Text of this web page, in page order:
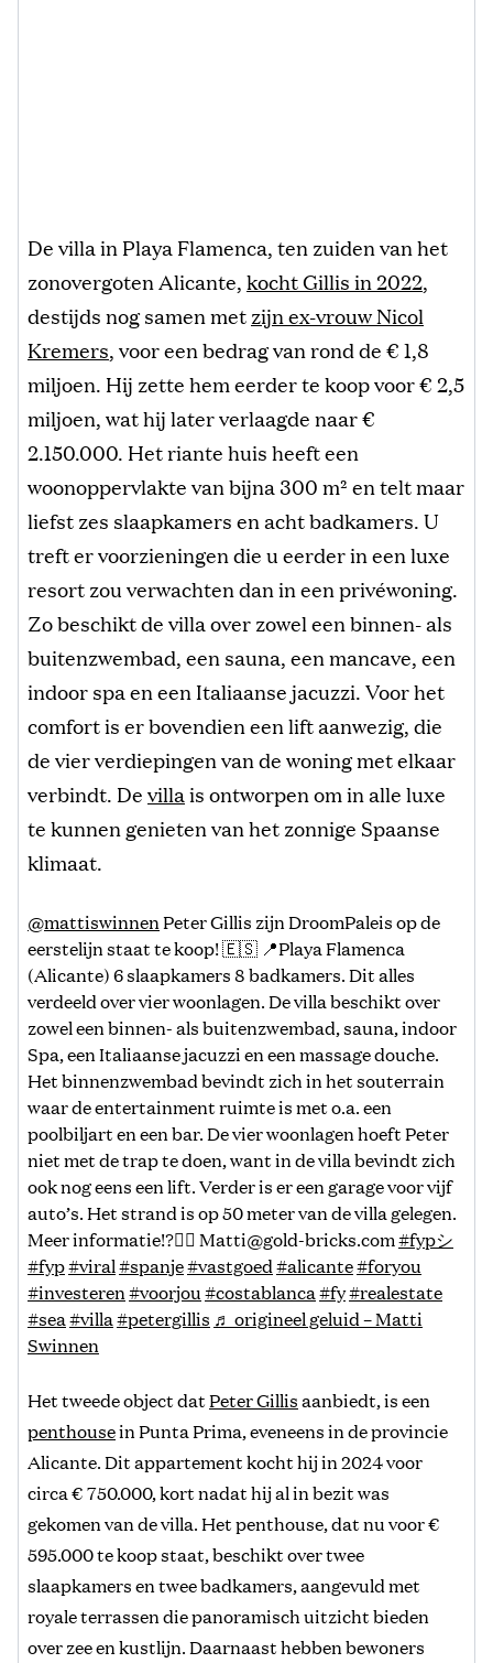
De villa in Playa Flamenca, ten zuiden van het
zonovergoten Alicante,kocht Gillis in 2022,
destijds nog samen metzijn ex-vrouw Nicol
Kremers, voor een bedrag van rond de € 1,8
miljoen. Hij zette hem eerder te koop voor € 2,5
miljoen, wat hij later verlaagde naar €
2.150.000. Het riante huis heeft een
woonoppervlakte van bijna 300 m² en telt maar
liefst zes slaapkamers en acht badkamers. U
treft er voorzieningen die u eerder in een luxe
resort zou verwachten dan in een privéwoning.
Zo beschikt de villa over zowel een binnen- als
buitenzwembad, een sauna, een mancave, een
indoor spa en een Italiaanse jacuzzi. Voor het
comfort is er bovendien een lift aanwezig, die
de vier verdiepingen van de woning met elkaar
verbindt. Devillais ontworpen om in alle luxe
te kunnen genieten van het zonnige Spaanse
klimaat.
@mattiswinnenPeter Gillis zijn DroomPaleis op de
eerstelijn staat te koop! 🇪🇸 📍Playa Flamenca
(Alicante) 6 slaapkamers 8 badkamers. Dit alles
verdeeld over vier woonlagen. De villa beschikt over
zowel een binnen- als buitenzwembad, sauna, indoor
Spa, een Italiaanse jacuzzi en een massage douche.
Het binnenzwembad bevindt zich in het souterrain
waar de entertainment ruimte is met o.a. een
poolbiljart en een bar. De vier woonlagen hoeft Peter
niet met de trap te doen, want in de villa bevindt zich
ook nog eens een lift. Verder is er een garage voor vijf
auto’s. Het strand is op 50 meter van de villa gelegen.
Meer informatie!?👇🏽 Matti@gold-bricks.com#fypシ
#fyp#viral#spanje#vastgoed#alicante#foryou
#investeren#voorjou#costablanca#fy#realestate
#sea#villa#petergillis ♬ origineel geluid – Matti
Swinnen
Het tweede object datPeter Gillisaanbiedt, is een
penthousein Punta Prima, eveneens in de provincie
Alicante. Dit appartement kocht hij in 2024 voor
circa € 750.000, kort nadat hij al in bezit was
gekomen van de villa. Het penthouse, dat nu voor €
595.000 te koop staat, beschikt over twee
slaapkamers en twee badkamers, aangevuld met
royale terrassen die panoramisch uitzicht bieden
over zee en kustlijn. Daarnaast hebben bewoners